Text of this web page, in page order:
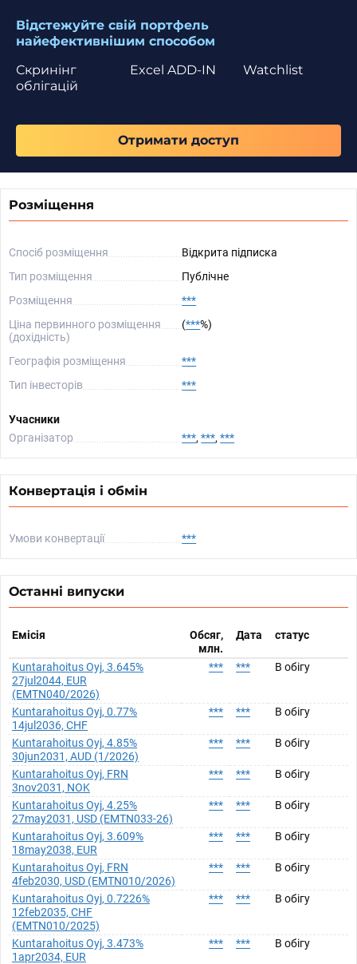
Відстежуйте свій портфель
найефективнішим способом
Скринінг
облігацій
Watchlist
Excel ADD-IN
Отримати доступ
Розміщення
Спосіб розміщення
Відкрита підписка
Тип розміщення
Публічне
Розміщення
***
Ціна первинного розміщення
(дохідність)
(***%)
Географія розміщення
***
Тип інвесторів
***
Учасники
Організатор
***, ***, ***
Конвертація і обмін
Умови конвертації ***
Останні випуски
Емісія
Обсяг,
млн.
Дата статус
Kuntarahoitus Oyj, 3.645%
27jul2044, EUR
(EMTN040/2026)
*** *** В обігу
Kuntarahoitus Oyj, 0.77%
14jul2036, CHF
*** *** В обігу
Kuntarahoitus Oyj, 4.85%
30jun2031, AUD (1/2026)
*** *** В обігу
Kuntarahoitus Oyj, FRN
3nov2031, NOK
*** *** В обігу
Kuntarahoitus Oyj, 4.25%
27may2031, USD (EMTN033-26)
*** *** В обігу
Kuntarahoitus Oyj, 3.609%
18may2038, EUR
*** *** В обігу
Kuntarahoitus Oyj, FRN
4feb2030, USD (EMTN010/2026)
*** *** В обігу
Kuntarahoitus Oyj, 0.7226%
12feb2035, CHF
(EMTN010/2025)
*** *** В обігу
Kuntarahoitus Oyj, 3.473%
1apr2034, EUR
*** *** В обігу